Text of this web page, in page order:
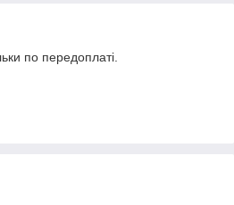
по передоплаті.